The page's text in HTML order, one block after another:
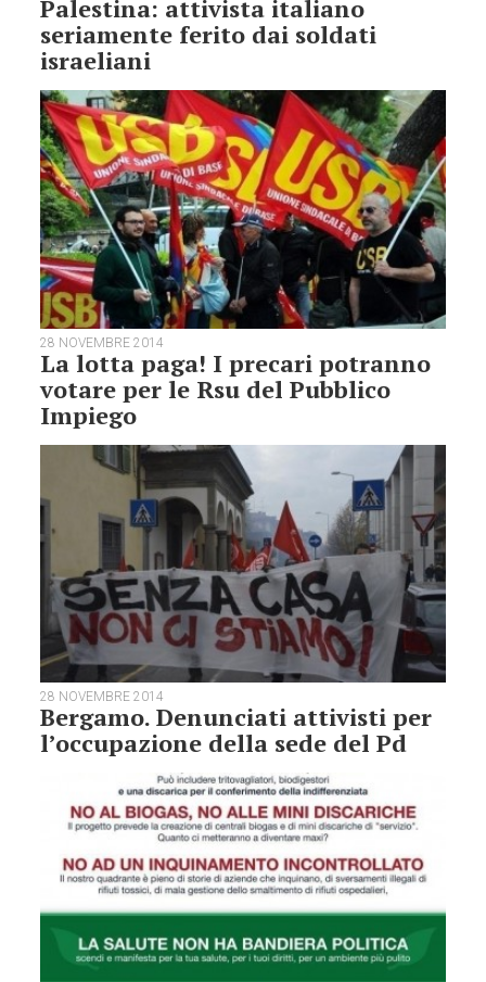
Palestina: attivista italiano
seriamente ferito dai soldati
israeliani
28 NOVEMBRE 2014
La lotta paga! I precari potranno
votare per le Rsu del Pubblico
Impiego
28 NOVEMBRE 2014
Bergamo. Denunciati attivisti per
l’occupazione della sede del Pd